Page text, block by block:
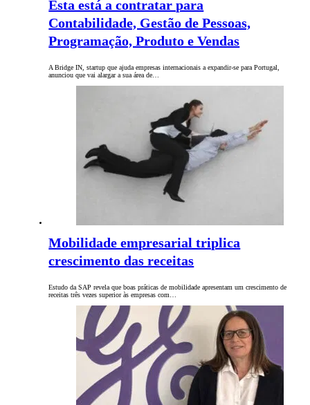
Esta está a contratar para
Contabilidade, Gestão de Pessoas,
Programação, Produto e Vendas
A Bridge IN, startup que ajuda empresas internacionais a expandir-se para Portugal,
anunciou que vai alargar a sua área de…
Mobilidade empresarial triplica
crescimento das receitas
Estudo da SAP revela que boas práticas de mobilidade apresentam um crescimento de
receitas três vezes superior às empresas com…